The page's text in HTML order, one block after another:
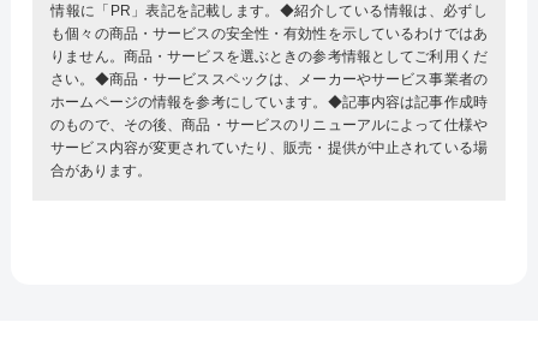
情報に「PR」表記を記載します。◆紹介している情報は、必ずし
も個々の商品・サービスの安全性・有効性を示しているわけではあ
りません。商品・サービスを選ぶときの参考情報としてご利用くだ
さい。◆商品・サービススペックは、メーカーやサービス事業者の
ホームページの情報を参考にしています。◆記事内容は記事作成時
のもので、その後、商品・サービスのリニューアルによって仕様や
サービス内容が変更されていたり、販売・提供が中止されている場
合があります。